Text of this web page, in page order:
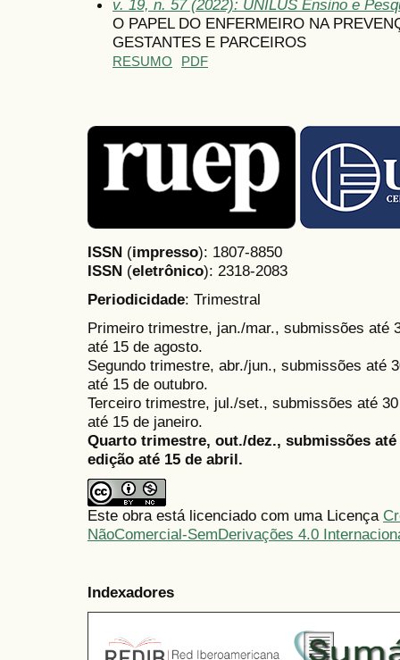
v. 19, n. 57 (2022): UNILUS Ensino e
O PAPEL DO ENFERMEIRO NA
GESTANTES E PARCEIROS
RESUMO PDF
ISSN (impresso): 1807-8850
ISSN (eletrônico): 2318-2083
Periodicidade: Trimestral
Primeiro trimestre, jan./mar., submissões até
até 15 de agosto.
Segundo trimestre, abr./jun., submissões até
até 15 de outubro.
Terceiro trimestre, jul./set., submissões até
até 15 de janeiro.
Quarto trimestre, out./dez., submissões
edição até 15 de abril.
Este obra está licenciado com uma Licença
NãoComercial-SemDerivações 4.0
Indexadores